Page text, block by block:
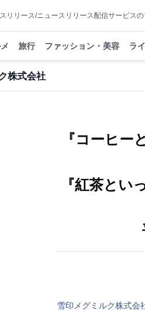
リリース/ニュースリリース配信サービス
旅行 ファッション・美容 ラ
株式会社
『コーヒ
『紅茶と
雪印メグミルク株式会